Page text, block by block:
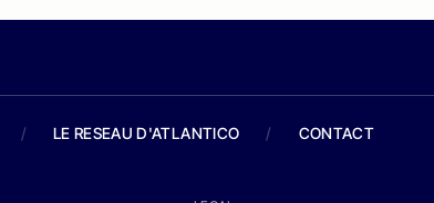
/ LE RESEAU D'ATLANTICO / CONTACT